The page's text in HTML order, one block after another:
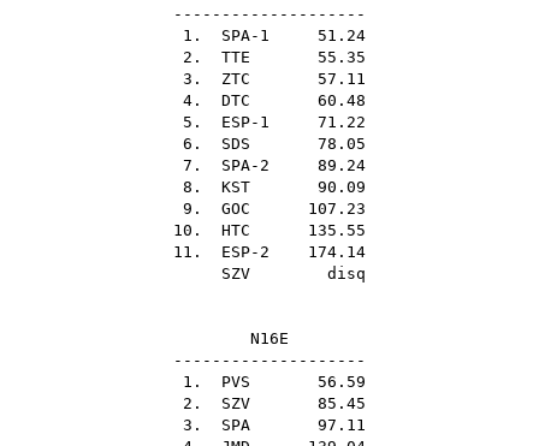
--------------------
1. SPA-1 51.24
2. TTE 55.35
3. ZTC 57.11
4. DTC 60.48
5. ESP-1 71.22
6. SDS 78.05
7. SPA-2 89.24
8. KST 90.09
9. GOC 107.23
10. HTC 135.55
11. ESP-2 174.14
SZV disq
N16E
--------------------
1. PVS 56.59
2. SZV 85.45
3. SPA 97.11